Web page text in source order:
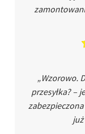
„Wzorowo.
przesyłka? –